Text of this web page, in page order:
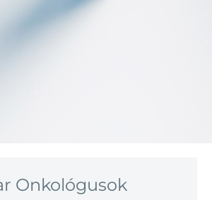
Onkológusok